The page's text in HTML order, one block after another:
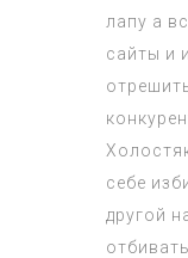
лапу а
сайты и
себе
другой